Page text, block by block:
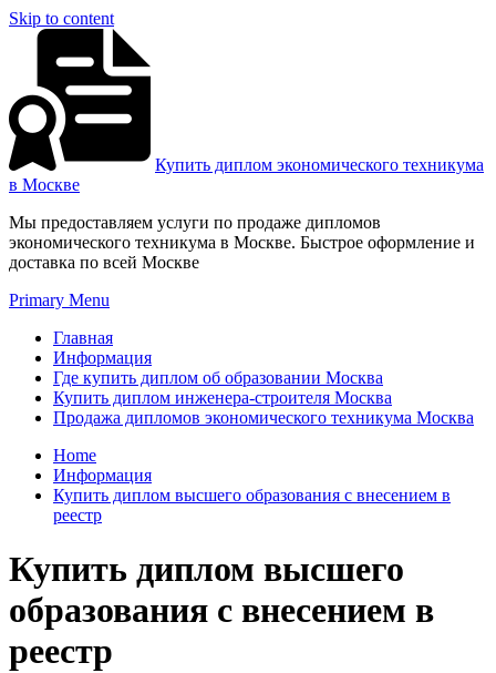
Skip to content
Купить диплом экономического техникума
в Москве
Мы предоставляем услуги по продаже дипломов
экономического техникума в Москве. Быстрое оформление и
доставка по всей Москве
Primary Menu
Главная
Информация
Где купить диплом об образовании Москва
Купить диплом инженера-строителя Москва
Продажа дипломов экономического техникума Москва
Home
Информация
Купить диплом высшего образования с внесением в
реестр
Купить диплом высшего
образования с внесением в
реестр